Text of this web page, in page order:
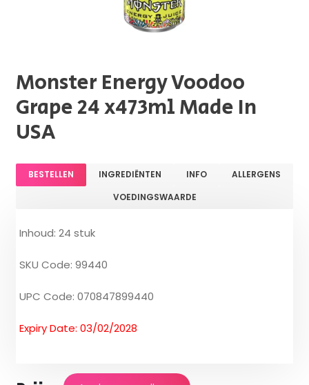
Monster Energy Voodoo
Grape 24 x473ml Made In
USA
BESTELLEN INGREDIËNTEN INFO
ALLERGENS
VOEDINGSWAARDE
Inhoud: 24 stuk
SKU Code: 99440
UPC Code: 070847899440
Expiry Date: 03/02/2028